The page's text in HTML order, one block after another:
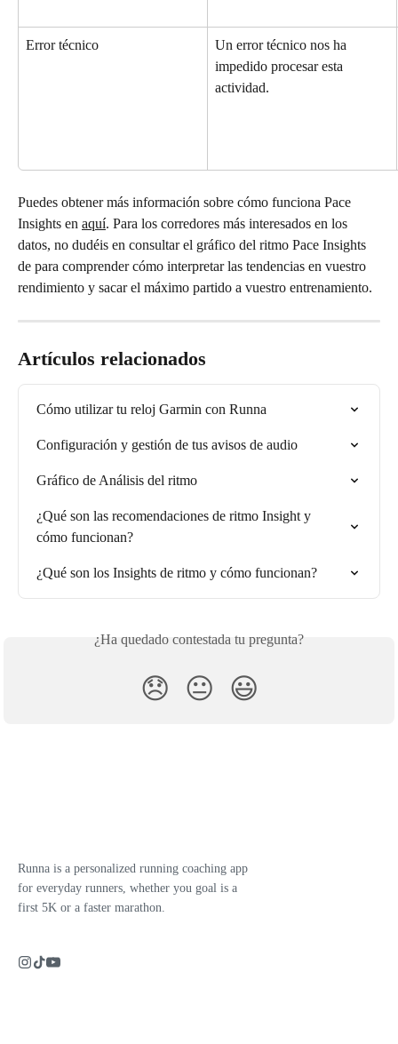
Error técnico
Un error técnico nos ha
impedido procesar esta
actividad.
Puedes obtener más información sobre cómo funciona Pace
Insights en aquí. Para los corredores más interesados en los
datos, no dudéis en consultar el gráfico del ritmo Pace Insights
de para comprender cómo interpretar las tendencias en vuestro
rendimiento y sacar el máximo partido a vuestro entrenamiento.
Artículos relacionados
Cómo utilizar tu reloj Garmin con Runna
Configuración y gestión de tus avisos de audio
Gráfico de Análisis del ritmo
¿Qué son las recomendaciones de ritmo Insight y
cómo funcionan?
¿Qué son los Insights de ritmo y cómo funcionan?
¿Ha quedado contestada tu pregunta?
😞 😐 😃
Runna is a personalized running coaching app
for everyday runners, whether you goal is a
first 5K or a faster marathon.